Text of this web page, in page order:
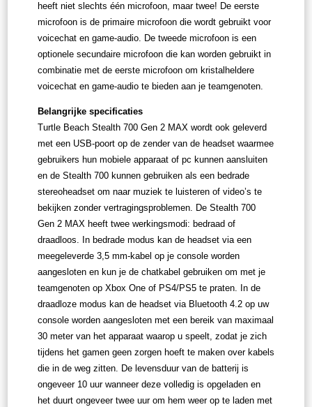
heeft niet slechts één microfoon, maar twee! De eerste
microfoon is de primaire microfoon die wordt gebruikt voor
voicechat en game-audio. De tweede microfoon is een
optionele secundaire microfoon die kan worden gebruikt in
combinatie met de eerste microfoon om kristalheldere
voicechat en game-audio te bieden aan je teamgenoten.
Belangrijke specificaties
Turtle Beach Stealth 700 Gen 2 MAX wordt ook geleverd
met een USB-poort op de zender van de headset waarmee
gebruikers hun mobiele apparaat of pc kunnen aansluiten
en de Stealth 700 kunnen gebruiken als een bedrade
stereoheadset om naar muziek te luisteren of video’s te
bekijken zonder vertragingsproblemen. De Stealth 700
Gen 2 MAX heeft twee werkingsmodi: bedraad of
draadloos. In bedrade modus kan de headset via een
meegeleverde 3,5 mm-kabel op je console worden
aangesloten en kun je de chatkabel gebruiken om met je
teamgenoten op Xbox One of PS4/PS5 te praten. In de
draadloze modus kan de headset via Bluetooth 4.2 op uw
console worden aangesloten met een bereik van maximaal
30 meter van het apparaat waarop u speelt, zodat je zich
tijdens het gamen geen zorgen hoeft te maken over kabels
die in de weg zitten. De levensduur van de batterij is
ongeveer 10 uur wanneer deze volledig is opgeladen en
het duurt ongeveer twee uur om hem weer op te laden met